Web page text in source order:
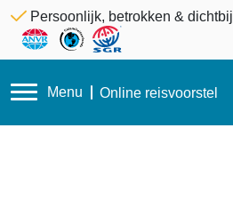
Persoonlijk, betrokken & dichtbij
Menu Online reisvoorstel